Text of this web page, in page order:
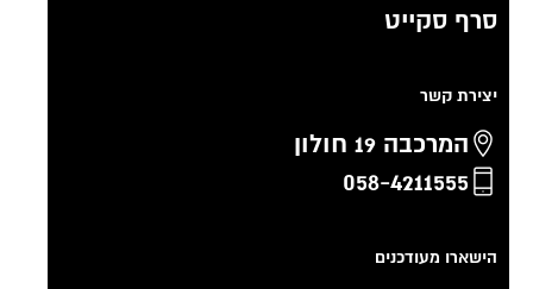
סרף סקייט
יצירת קשר
המרכבה 19 חולון
058-4211555
הישארו מעודכנים